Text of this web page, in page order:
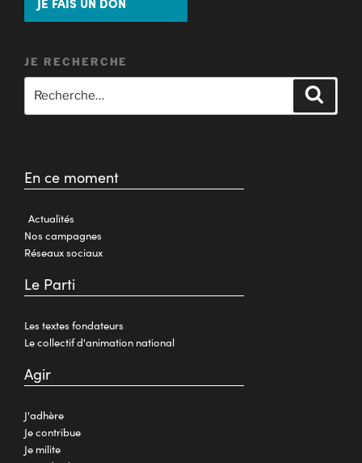
JE RECHERCHE
En ce moment
Actualités
Nos campagnes
Réseaux sociaux
Le Parti
Les textes fondateurs
Le collectif d'animation national
Agir
J'adhère
Je contribue
Je milite